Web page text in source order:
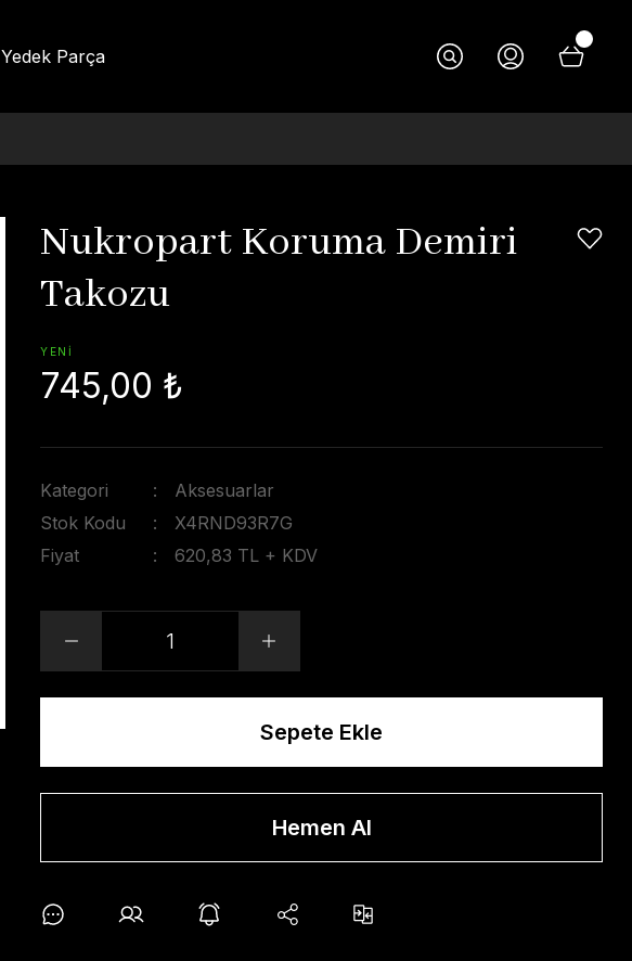
Yedek Parça
Nukropart Koruma Demiri
Takozu
YENİ
745,00 ₺
Kategori
Aksesuarlar
Stok Kodu
X4RND93R7G
Fiyat
620,83 TL + KDV
Sepete Ekle
Hemen Al